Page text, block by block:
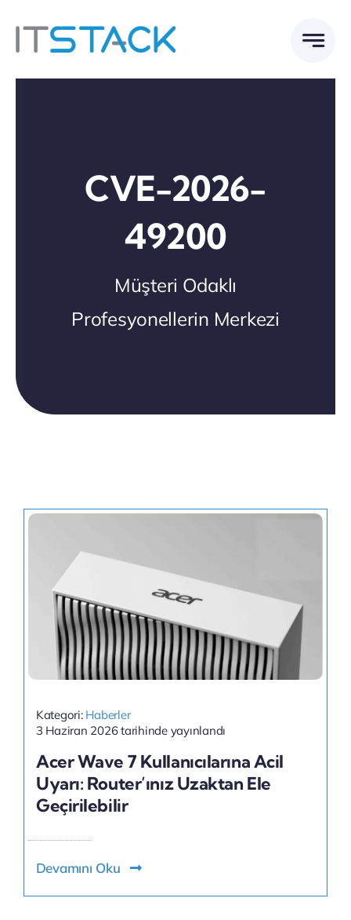
content
CVE-2026-
49200
Müşteri Odaklı
Profesyonellerin Merkezi
Kategori: Haberler
3 Haziran 2026 tarihinde yayınlandı
Acer Wave 7 Kullanıcılarına Acil
Uyarı: Router’ınız Uzaktan Ele
Geçirilebilir
Devamını Oku